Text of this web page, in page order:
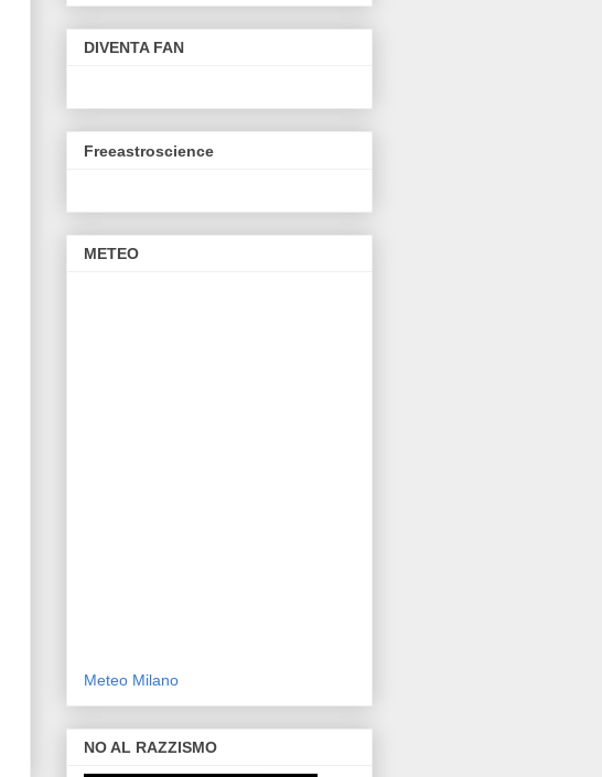
DIVENTA FAN
Freeastroscience
METEO
Meteo Milano
NO AL RAZZISMO